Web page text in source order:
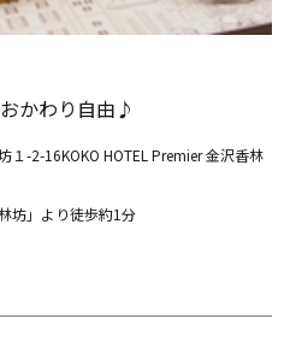
かわり自由♪
１-2-16KOKO HOTEL Premier 金沢香林
坊」より徒歩約1分